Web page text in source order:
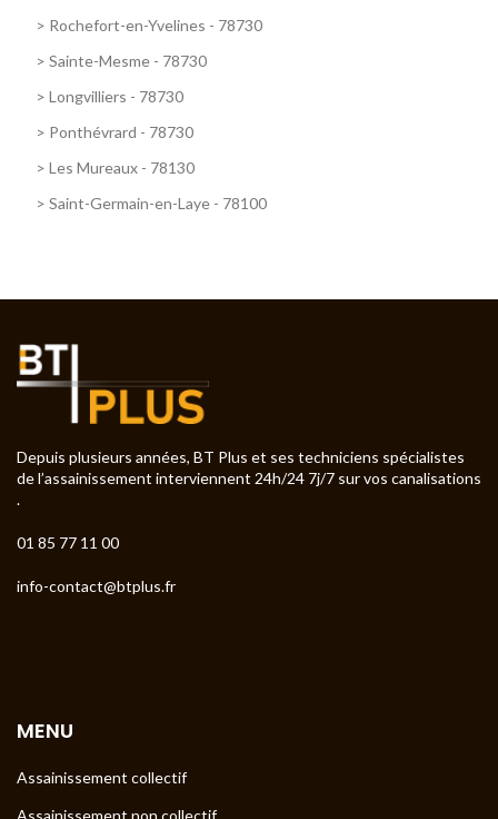
> Rochefort-en-Yvelines - 78730
> Sainte-Mesme - 78730
> Longvilliers - 78730
> Ponthévrard - 78730
> Les Mureaux - 78130
> Saint-Germain-en-Laye - 78100
Depuis plusieurs années, BT Plus et ses techniciens spécialistes
de l’assainissement interviennent 24h/24 7j/7 sur vos canalisations
.
01 85 77 11 00
info-contact@btplus.fr
MENU
Assainissement collectif